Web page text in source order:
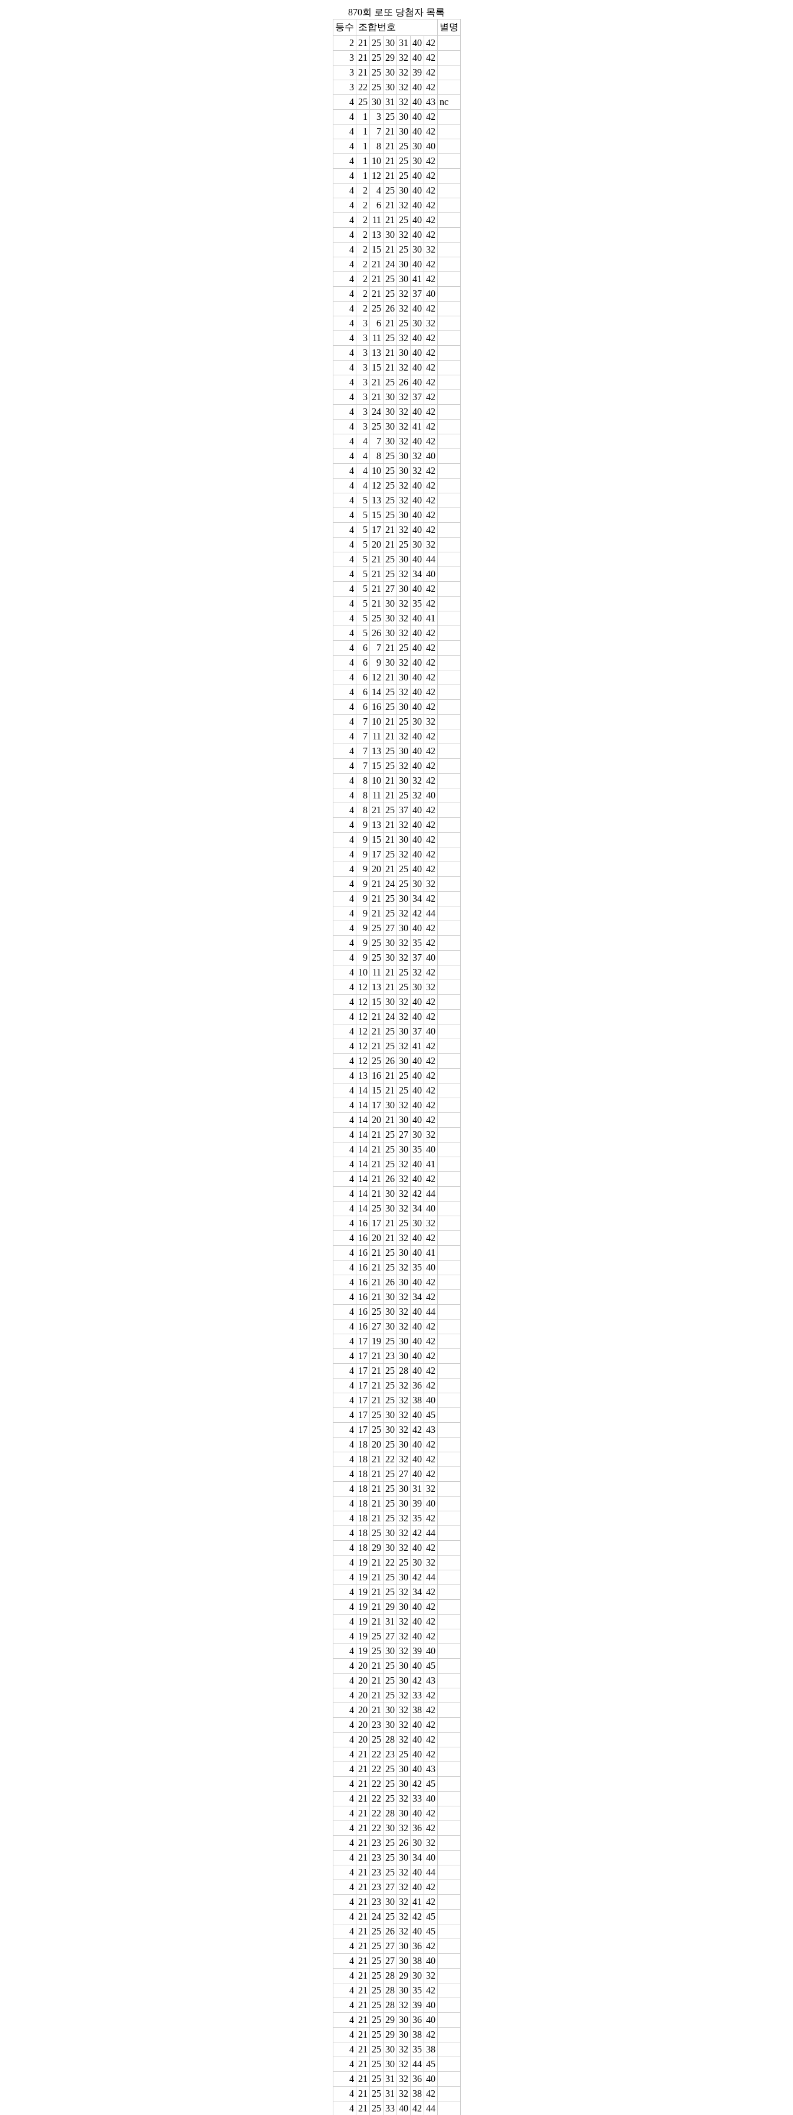
870회 로또 당첨자 목록
등수 조합번호
별명
2 21 25 30 31 40 42
3 21 25 29 32 40 42
3 21 25 30 32 39 42
3 22 25 30 32 40 42
4 25 30 31 32 40 43 nc
4
1 3 25 30 40 42
4
1 7 21 30 40 42
4
1 8 21 25 30 40
4
1 10 21 25 30 42
4
1 12 21 25 40 42
4
2 4 25 30 40 42
4
2 6 21 32 40 42
4
2 11 21 25 40 42
4
2 13 30 32 40 42
4
2 15 21 25 30 32
4
2 21 24 30 40 42
4
2 21 25 30 41 42
4
2 21 25 32 37 40
4
2 25 26 32 40 42
4
3 6 21 25 30 32
4
3 11 25 32 40 42
4
3 13 21 30 40 42
4
3 15 21 32 40 42
4
3 21 25 26 40 42
4
3 21 30 32 37 42
4
3 24 30 32 40 42
4
3 25 30 32 41 42
4
4 7 30 32 40 42
4
4 8 25 30 32 40
4
4 10 25 30 32 42
4
4 12 25 32 40 42
4
5 13 25 32 40 42
4
5 15 25 30 40 42
4
5 17 21 32 40 42
4
5 20 21 25 30 32
4
5 21 25 30 40 44
4
5 21 25 32 34 40
4
5 21 27 30 40 42
4
5 21 30 32 35 42
4
5 25 30 32 40 41
4
5 26 30 32 40 42
4
6 7 21 25 40 42
4
6 9 30 32 40 42
4
6 12 21 30 40 42
4
6 14 25 32 40 42
4
6 16 25 30 40 42
4
7 10 21 25 30 32
4
7 11 21 32 40 42
4
7 13 25 30 40 42
4
7 15 25 32 40 42
4
8 10 21 30 32 42
4
8 11 21 25 32 40
4
8 21 25 37 40 42
4
9 13 21 32 40 42
4
9 15 21 30 40 42
4
9 17 25 32 40 42
4
9 20 21 25 40 42
4
9 21 24 25 30 32
4
9 21 25 30 34 42
4
9 21 25 32 42 44
4
9 25 27 30 40 42
4
9 25 30 32 35 42
4
9 25 30 32 37 40
4 10 11 21 25 32 42
4 12 13 21 25 30 32
4 12 15 30 32 40 42
4 12 21 24 32 40 42
4 12 21 25 30 37 40
4 12 21 25 32 41 42
4 12 25 26 30 40 42
4 13 16 21 25 40 42
4 14 15 21 25 40 42
4 14 17 30 32 40 42
4 14 20 21 30 40 42
4 14 21 25 27 30 32
4 14 21 25 30 35 40
4 14 21 25 32 40 41
4 14 21 26 32 40 42
4 14 21 30 32 42 44
4 14 25 30 32 34 40
4 16 17 21 25 30 32
4 16 20 21 32 40 42
4 16 21 25 30 40 41
4 16 21 25 32 35 40
4 16 21 26 30 40 42
4 16 21 30 32 34 42
4 16 25 30 32 40 44
4 16 27 30 32 40 42
4 17 19 25 30 40 42
4 17 21 23 30 40 42
4 17 21 25 28 40 42
4 17 21 25 32 36 42
4 17 21 25 32 38 40
4 17 25 30 32 40 45
4 17 25 30 32 42 43
4 18 20 25 30 40 42
4 18 21 22 32 40 42
4 18 21 25 27 40 42
4 18 21 25 30 31 32
4 18 21 25 30 39 40
4 18 21 25 32 35 42
4 18 25 30 32 42 44
4 18 29 30 32 40 42
4 19 21 22 25 30 32
4 19 21 25 30 42 44
4 19 21 25 32 34 42
4 19 21 29 30 40 42
4 19 21 31 32 40 42
4 19 25 27 32 40 42
4 19 25 30 32 39 40
4 20 21 25 30 40 45
4 20 21 25 30 42 43
4 20 21 25 32 33 42
4 20 21 30 32 38 42
4 20 23 30 32 40 42
4 20 25 28 32 40 42
4 21 22 23 25 40 42
4 21 22 25 30 40 43
4 21 22 25 30 42 45
4 21 22 25 32 33 40
4 21 22 28 30 40 42
4 21 22 30 32 36 42
4 21 23 25 26 30 32
4 21 23 25 30 34 40
4 21 23 25 32 40 44
4 21 23 27 32 40 42
4 21 23 30 32 41 42
4 21 24 25 32 42 45
4 21 25 26 32 40 45
4 21 25 27 30 36 42
4 21 25 27 30 38 40
4 21 25 28 29 30 32
4 21 25 28 30 35 42
4 21 25 28 32 39 40
4 21 25 29 30 36 40
4 21 25 29 30 38 42
4 21 25 30 32 35 38
4 21 25 30 32 44 45
4 21 25 31 32 36 40
4 21 25 31 32 38 42
4 21 25 33 40 42 44